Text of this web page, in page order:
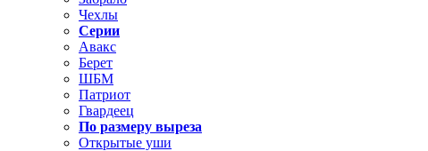
Чехлы
Серии
Авакс
Берет
ШБМ
Патриот
Гвардеец
По размеру выреза
Открытые уши